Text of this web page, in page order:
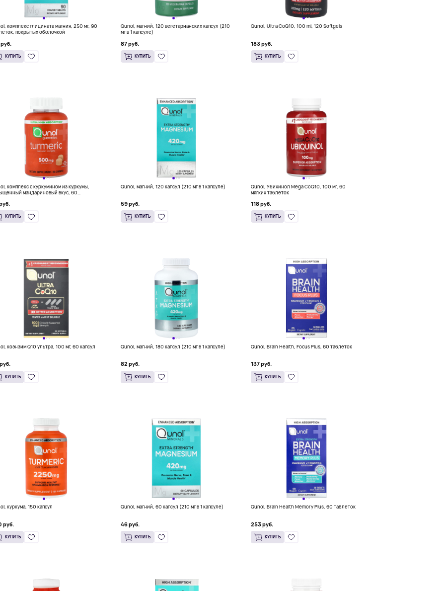
комплекс глицината магния, 250 мг, 90
покрытых оболочкой
руб.
КУПИТЬ
Qunol, магний, 120 вегетарианских капсул (210
мг в 1 капсуле)
87 руб.
КУПИТЬ
Qunol, Ultra CoQ10, 100 ml, 120 Softgels
183 руб.
КУПИТЬ
комплекс с куркумином из куркумы,
мандариновый вкус, 60
КУПИТЬ
Qunol, магний, 120 капсул (210 мг в 1 капсуле)
59 руб.
КУПИТЬ
Qunol, Убихинол Mega CoQ10, 100 мг, 60
мягких таблеток
118 руб.
КУПИТЬ
коэнзим Q10 ультра, 100 мг, 60 капсул
КУПИТЬ
Qunol, магний, 180 капсул (210 мг в 1 капсуле)
82 руб.
КУПИТЬ
Qunol, Brain Health, Focus Plus, 60 таблеток
137 руб.
КУПИТЬ
куркума, 150 капсул
руб.
КУПИТЬ
Qunol, магний, 60 капсул (210 мг в 1 капсуле)
46 руб.
КУПИТЬ
Qunol, Brain Health Memory Plus, 60 таблеток
253 руб.
КУПИТЬ